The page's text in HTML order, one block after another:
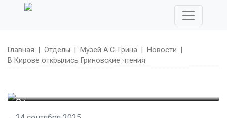
Главная Отделы Музей А.С. Грина Новости
В Кирове открылись Гриновские чтения
0+